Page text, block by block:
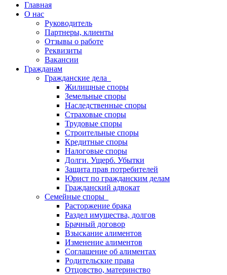
Главная
О нас
Руководитель
Партнеры, клиенты
Отзывы о работе
Реквизиты
Вакансии
Гражданам
Гражданские дела
Жилищные споры
Земельные споры
Наследственные споры
Страховые споры
Трудовые споры
Строительные споры
Кредитные споры
Налоговые споры
Долги. Ущерб. Убытки
Защита прав потребителей
Юрист по гражданским делам
Гражданский адвокат
Семейные споры
Расторжение брака
Раздел имущества, долгов
Брачный договор
Взыскание алиментов
Изменение алиментов
Соглашение об алиментах
Родительские права
Отцовство, материнство